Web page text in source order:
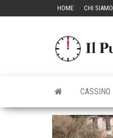
HOME CHI SIAMO
CASSINO